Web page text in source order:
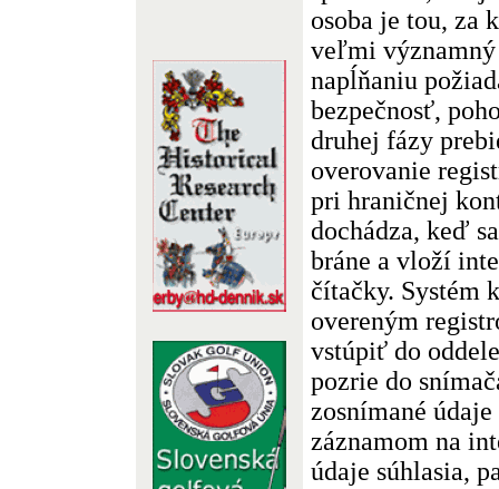
osoba je tou, za
veľmi
napĺňaniu
bezpečnosť,
druhej fázy
overovanie
pri hraničnej
dochádza, keď
bráne a vloží
čítačky. Systém
overeným
vstúpiť do
pozrie do
zosnímané
záznamom na
údaje súhlasia,